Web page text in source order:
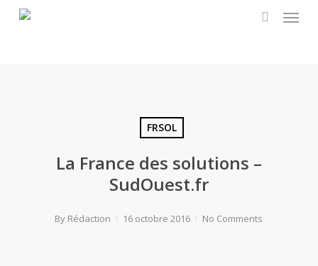
Menu
FRSOL
La France des solutions –
SudOuest.fr
By Rédaction 16 octobre 2016 No Comments